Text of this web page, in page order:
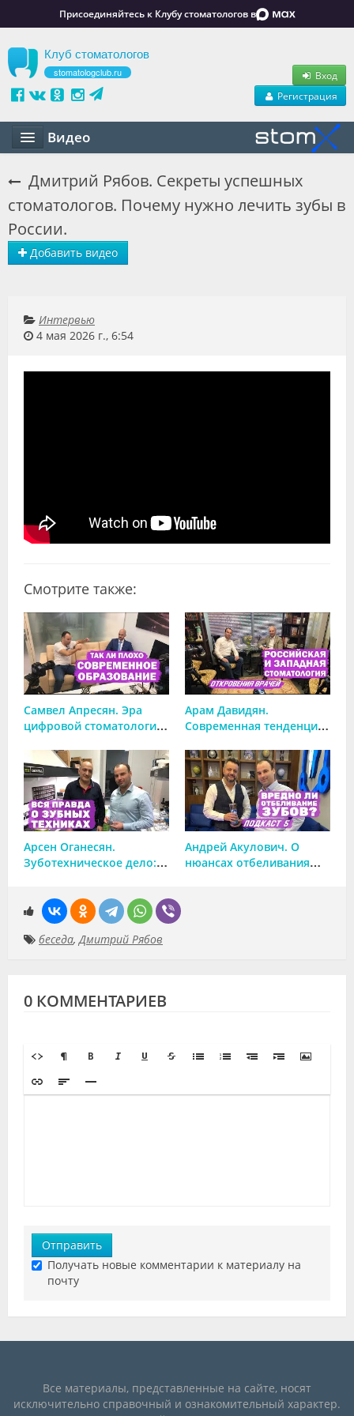
Присоединяйтесь к Клубу стоматологов в
Клуб стоматологов
stomatologclub.ru
Вход
Регистрация
Видео
Маркет
Обучение
Вакансии
Объявления
Видео
Блоги
Добавить видео
Дмитрий Рябов. Секреты успешных
стоматологов. Почему нужно лечить зубы в
России.
Интервью
4 мая 2026 г., 6:54
Смотрите также:
Самвел Апресян. Эра
цифровой стоматологии
услуг и плохого
образования?
Арам Давидян.
Современная тенденция
Равнение на Запад?
Арсен Оганесян.
Зуботехническое дело:
Андрей Акулович. О
нюансах отбеливания
беседа,Дмитрий Рябов
0 КОММЕНТАРИЕВ
Отправить
Получать новые комментарии к материалу на
почту
Все материалы, представленные на сайте, носят
исключительно справочный и ознакомительный характер.